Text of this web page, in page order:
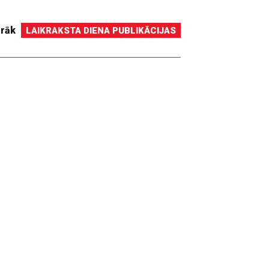
LAIKRAKSTA DIENA PUBLIKĀCIJAS